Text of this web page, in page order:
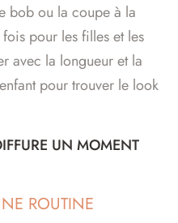
bob ou la coupe à la
pour les filles et les
avec la longueur et la
pour trouver le look
UN MOMENT
ROUTINE